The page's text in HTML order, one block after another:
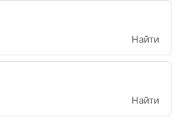
Найти
Найти